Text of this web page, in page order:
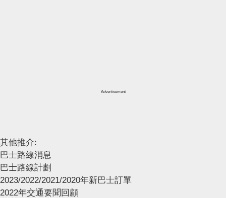
Advertisement
其他推介:
巴士路線消息
巴士路線計劃
2023/2022/2021/2020年新巴士訂單
2022年交通要聞回顧